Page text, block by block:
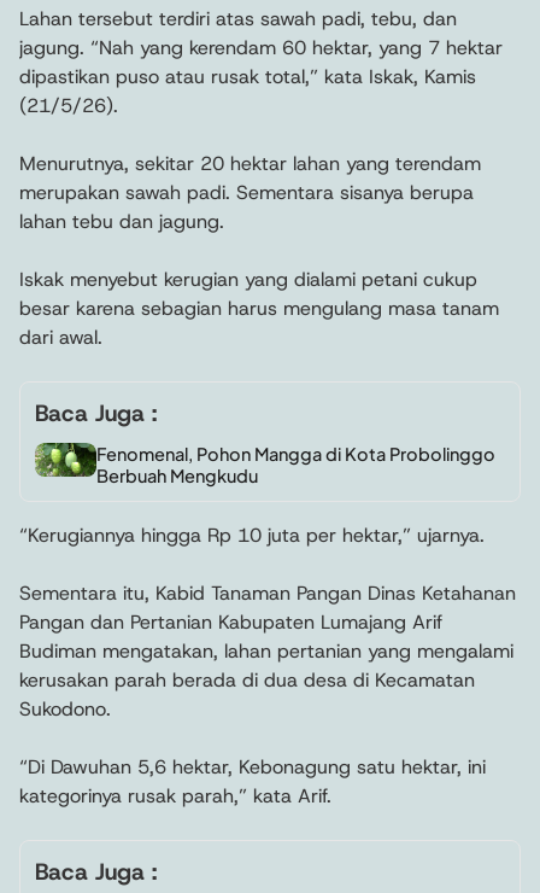
Lahan tersebut terdiri atas sawah padi, tebu, dan
jagung. “Nah yang kerendam 60 hektar, yang 7 hektar
dipastikan puso atau rusak total,” kata Iskak, Kamis
(21/5/26).
Menurutnya, sekitar 20 hektar lahan yang terendam
merupakan sawah padi. Sementara sisanya berupa
lahan tebu dan jagung.
Iskak menyebut kerugian yang dialami petani cukup
besar karena sebagian harus mengulang masa tanam
dari awal.
Baca Juga :
Fenomenal, Pohon Mangga di Kota Probolinggo
Berbuah Mengkudu
“Kerugiannya hingga Rp 10 juta per hektar,” ujarnya.
Sementara itu, Kabid Tanaman Pangan Dinas Ketahanan
Pangan dan Pertanian Kabupaten Lumajang Arif
Budiman mengatakan, lahan pertanian yang mengalami
kerusakan parah berada di dua desa di Kecamatan
Sukodono.
“Di Dawuhan 5,6 hektar, Kebonagung satu hektar, ini
kategorinya rusak parah,” kata Arif.
Baca Juga :